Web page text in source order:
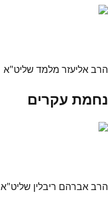
הרב אליעזר מלמד שליט"א
נחמת עקרים
הרב אברהם ריבלין שליט"א